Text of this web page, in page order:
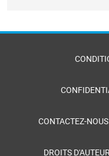
CONTACTEZ-NOUS
DROITS